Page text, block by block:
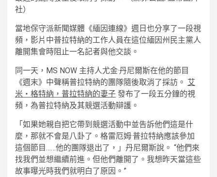
社）
當地保守派新聞媒體《緬因連線》週日也分享了一段視
頻，影片中普拉特納的工作人員在這位緬因州民主黨人
離開集會時阻止一名記者與他交談。
同一天，MS NOW 主持人尤金·丹尼爾斯在他的節目
《週末》中聲稱普拉特納的團隊隨後取消了採訪。 艾
米‧格特納，普拉特納的妻子 發布了一段五分鐘的視
頻，為普拉特納及其競選活動辯護。
「如果她親自把它帶到競選活動中並告訴他們這是什
麼，那就不會是八卦了。格雷厄姆·普拉特納應該參加
這個節目……他的團隊退出了，」丹尼爾斯說。 “他們來
找我們並想繼續前進。但他們離開了。我想昨天當這些
故事曝光時我們就明白了原因。”